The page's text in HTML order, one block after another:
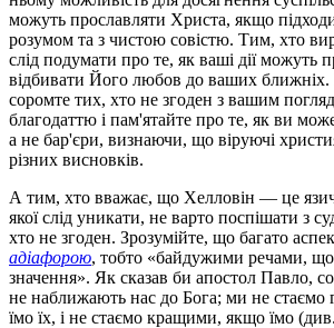
можуть прославляти Христа, якщо
розумом та з чистою совістю. Тим, хто
слід подумати про те, як ваші дії можуть
відбивати Його любов до ваших ближніх.
соромте тих, хто не згоден з вашим
благодаттю і пам'ятайте про те, як ви
а не бар'єри, визнаючи, що віруючі
різних висновків.
А тим, хто вважає, що Хелловін — це
якої слід уникати, не варто поспішати з
хто не згоден. Зрозумійте, що багато
адіафорою, тобто «байдужими речами,
значення». Як сказав би апостол Павло,
не наближають нас до Бога; ми не
їмо їх, і не стаємо кращими, якщо їмо